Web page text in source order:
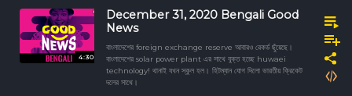
4:30
December 31, 2020 Bengali Good
News
বাংলাদেশের foreign exchange reserve আবারও রেকর্ড ছুঁয়েছে।
বাংলাদেশের solar power plant এর সাথে যুক্ত হচ্ছে huwaei
technology! থানাই যখন স্কুল হল। হিটম্যান যোগ দিলো ভারতীয় ক্রিকেট
দলের সাথে।